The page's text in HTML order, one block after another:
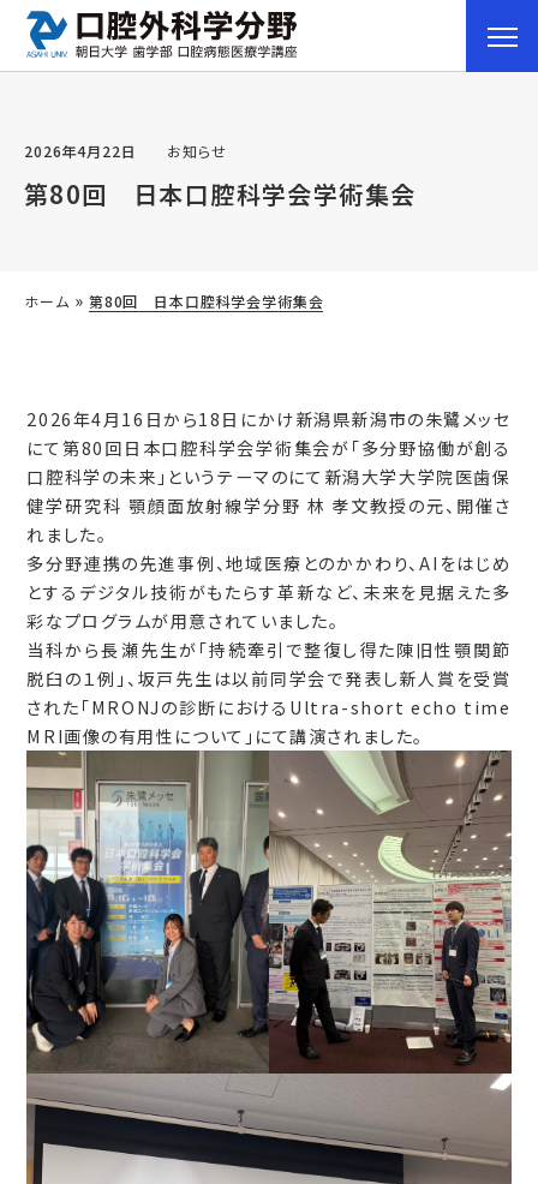
2026年4月22日 お知らせ
第80回 日本口腔科学会学術集会
ホーム » 第80回 日本口腔科学会学術集会
2026年4月16日から18日にかけ新潟県新潟市の朱鷺メッセ
にて第80回日本口腔科学会学術集会が「多分野協働が創る
口腔科学の未来」というテーマのにて新潟大学大学院医歯保
健学研究科 顎顔面放射線学分野 林 孝文教授の元、開催さ
れました。
多分野連携の先進事例、地域医療とのかかわり、AIをはじめ
とするデジタル技術がもたらす革新など、未来を見据えた多
彩なプログラムが用意されていました。
当科から長瀬先生が「持続牽引で整復し得た陳旧性顎関節
脱臼の１例」、坂戸先生は以前同学会で発表し新人賞を受賞
された「MRONJの診断におけるUltra-short echo time
MRI画像の有用性について」にて講演されました。